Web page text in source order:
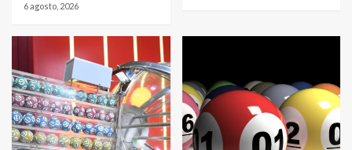
6 agosto, 2026